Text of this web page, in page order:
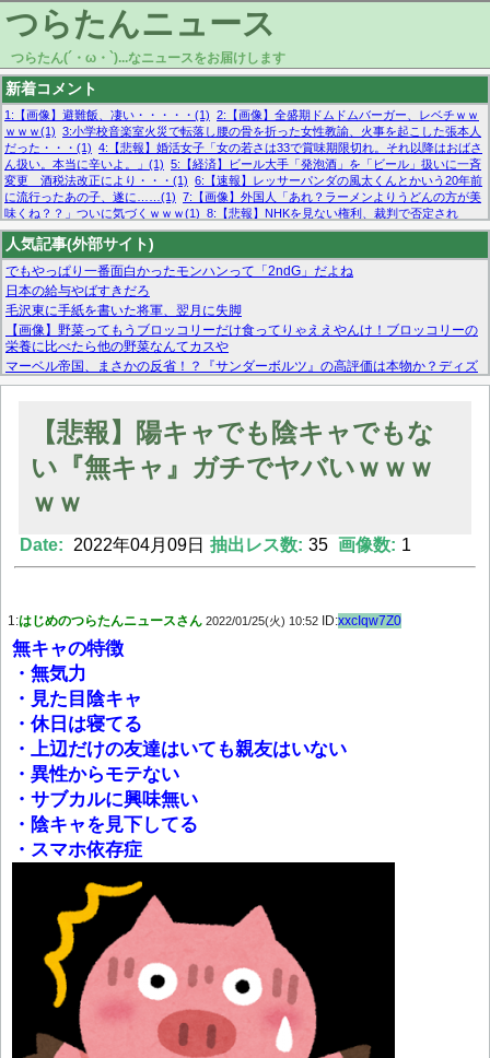
つらたんニュース
つらたん(´・ω・`)...なニュースをお届けします
新着コメント
1:【画像】避難飯、凄い・・・・・(1) 2:【画像】全盛期ドムドムバーガー、レベチｗｗ
ｗｗｗ(1) 3:小学校音楽室火災で転落し腰の骨を折った女性教諭、火事を起こした張本人
だった・・・(1) 4:【悲報】婚活女子「女の若さは33で賞味期限切れ。それ以降はおばさ
ん扱い。本当に辛いよ。」(1) 5:【経済】ビール大手「発泡酒」を「ビール」扱いに一斉
変更 酒税法改正により・・・(1) 6:【速報】レッサーパンダの風太くんとかいう20年前
に流行ったあの子、遂に……(1) 7:【画像】外国人「あれ？ラーメンよりうどんの方が美
味くね？？」ついに気づくｗｗｗ(1) 8:【悲報】NHKを見ない権利、裁判で否定され
る・・・(1) 9:欧州委員長「原発縮小は間違いでした」(1) 10:【悲報】日本企業の人手不
足、限界突破 52%「正社員も足りてません…」(1)
人気記事(外部サイト)
でもやっぱり一番面白かったモンハンって「2ndG」だよね
日本の給与やばすきだろ
毛沢東に手紙を書いた将軍、翌月に失脚
【画像】野菜ってもうブロッコリーだけ食ってりゃええやんけ！ブロッコリーの
栄養に比べたら他の野菜なんてカスや
マーベル帝国、まさかの反省！？『サンダーボルツ』の高評価は本物か？ディズ
ニーCEOの「量より質」宣言の裏で渦巻くファンの本音とMCUの未来を徹底考
【モー娘。石田亜佑美】ファーストテイク出演も新規獲得ならず？北川莉央が1
【画像あり】FacebookとかTwitterで拾ったエロ画像貼ってくよ
Powered by livedoor 相互RSS
【悲報】陽キャでも陰キャでもな
い『無キャ』ガチでヤバいｗｗｗ
ｗｗ
Date: 2022年04月09日 抽出レス数: 35 画像数: 1
1:はじめのつらたんニュースさん 2022/01/25(火) 10:52 ID:xxcIqw7Z0
無キャの特徴
・無気力
・見た目陰キャ
・休日は寝てる
・上辺だけの友達はいても親友はいない
・異性からモテない
・サブカルに興味無い
・陰キャを見下してる
・スマホ依存症